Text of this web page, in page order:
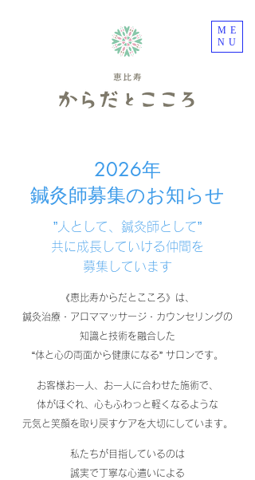
ME
NU
2026年
鍼灸師募集のお知らせ
”人として、鍼灸師として”
共に​成長していける仲間を
募集しています
《恵比寿からだとこころ》は、
鍼灸治療・アロママッサージ・カウンセリングの
知識と技術を融合した
“体と心の両面から健康になる” サロンです。
お客様お一人、お一人に合わせた施術で、
体がほぐれ、心もふわっと軽くなるような
元気と笑顔を取り戻すケアを大切にしています。
私たちが目指しているのは
誠実で丁寧な心遣いによる